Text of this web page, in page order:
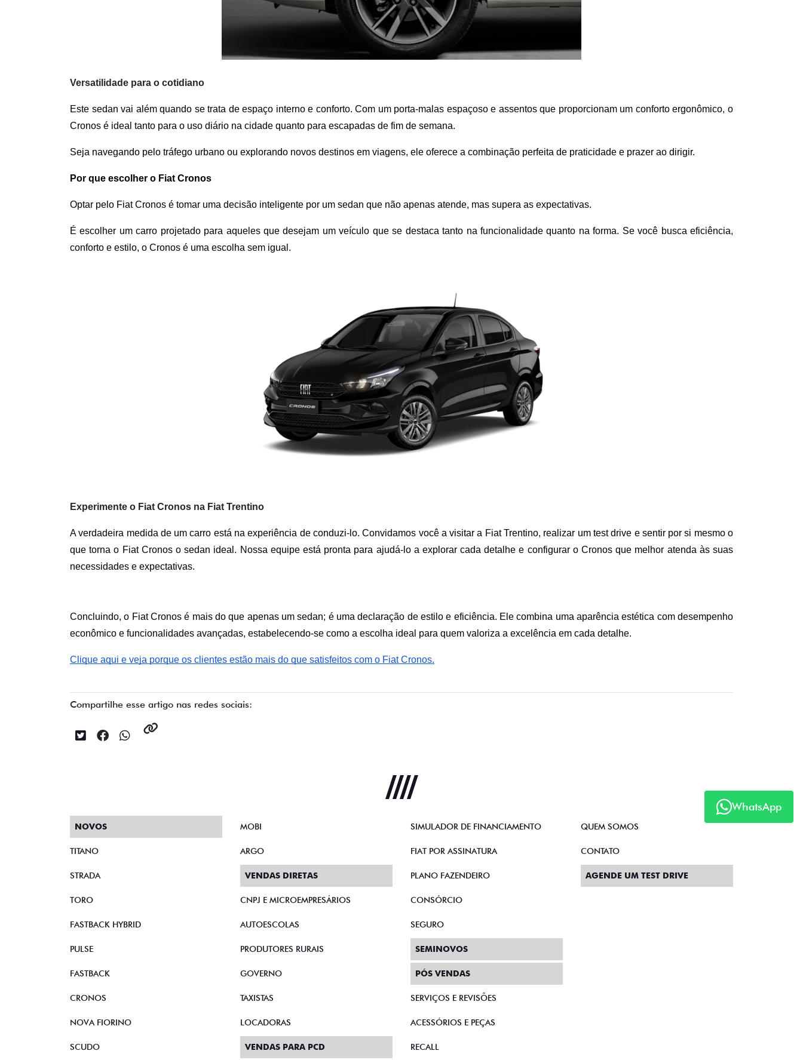
Versatilidade para o cotidiano
Este sedan vai além quando se trata de espaço interno e conforto. Com um porta-malas espaçoso e assentos que proporcionam um conforto ergonômico, o
Cronos é ideal tanto para o uso diário na cidade quanto para escapadas de fim de semana.
Seja navegando pelo tráfego urbano ou explorando novos destinos em viagens, ele oferece a combinação perfeita de praticidade e prazer ao dirigir.
Por que escolher o Fiat Cronos
Optar pelo Fiat Cronos é tomar uma decisão inteligente por um sedan que não apenas atende, mas supera as expectativas.
É escolher um carro projetado para aqueles que desejam um veículo que se destaca tanto na funcionalidade quanto na forma. Se você busca eficiência,
conforto e estilo, o Cronos é uma escolha sem igual.
Experimente o Fiat Cronos na Fiat Trentino
A verdadeira medida de um carro está na experiência de conduzi-lo. Convidamos você a visitar a Fiat Trentino, realizar um test drive e sentir por si mesmo o
que torna o Fiat Cronos o sedan ideal. Nossa equipe está pronta para ajudá-lo a explorar cada detalhe e configurar o Cronos que melhor atenda às suas
necessidades e expectativas.
Concluindo, o Fiat Cronos é mais do que apenas um sedan; é uma declaração de estilo e eficiência. Ele combina uma aparência estética com desempenho
econômico e funcionalidades avançadas, estabelecendo-se como a escolha ideal para quem valoriza a excelência em cada detalhe.
Clique aqui e veja porque os clientes estão mais do que satisfeitos com o Fiat Cronos.
Compartilhe esse artigo nas redes sociais:
WhatsApp
NOVOS
TITANO
STRADA
TORO
FASTBACK HYBRID
PULSE
FASTBACK
CRONOS
NOVA FIORINO
SCUDO
MOBI
ARGO
VENDAS DIRETAS
CNPJ E MICROEMPRESÁRIOS
AUTOESCOLAS
PRODUTORES RURAIS
GOVERNO
TAXISTAS
LOCADORAS
VENDAS PARA PCD
SIMULADOR DE FINANCIAMENTO
FIAT POR ASSINATURA
PLANO FAZENDEIRO
CONSÓRCIO
SEGURO
SEMINOVOS
PÓS VENDAS
SERVIÇOS E REVISÕES
ACESSÓRIOS E PEÇAS
RECALL
QUEM SOMOS
CONTATO
AGENDE UM TEST DRIVE